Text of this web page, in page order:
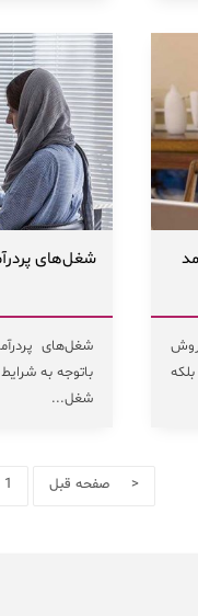
شغل‌های
باتوجه به
شغل...
< صفحه قبل 1